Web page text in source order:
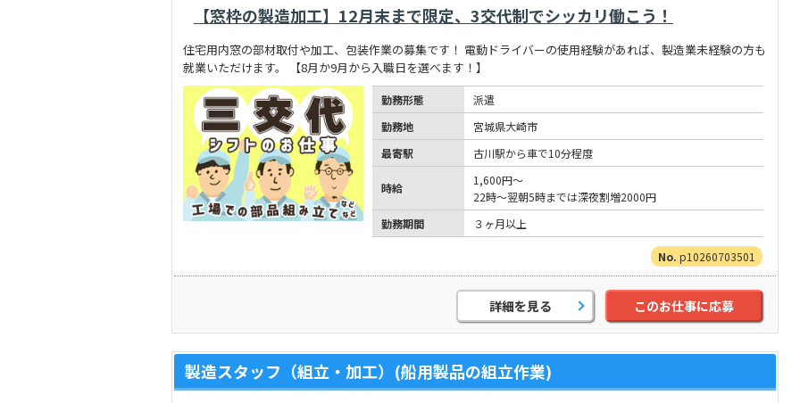
【窓枠の製造加工】12月末まで限定、3交代制でシッカリ働こう！
住宅用内窓の部材取付や加工、包装作業の募集です！ 電動ドライバーの使用経験があれば、製造業未経験の方も
就業いただけます。 【8月か9月から入職日を選べます！】
勤務形態
派遣
勤務地
宮城県大崎市
最寄駅
古川駅から車で10分程度
時給
1,600円～
22時～翌朝5時までは深夜割増2000円
勤務期間
３ヶ月以上
p10260703501
詳細を見る このお仕事に応募
製造スタッフ（組立・加工）(船用製品の組立作業)